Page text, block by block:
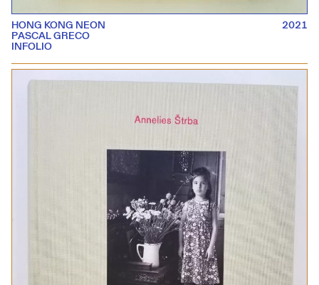
HONG KONG NEON
PASCAL GRECO
INFOLIO
2021